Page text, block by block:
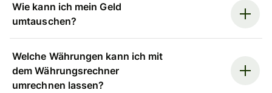
Wie kann ich mein Geld
umtauschen?
Welche Währungen kann ich mit
dem Währungsrechner
umrechnen lassen?